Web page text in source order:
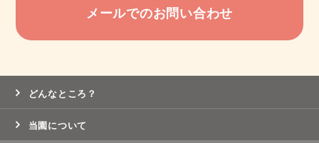
メールでのお問い合わせ
どんなところ？
当園について